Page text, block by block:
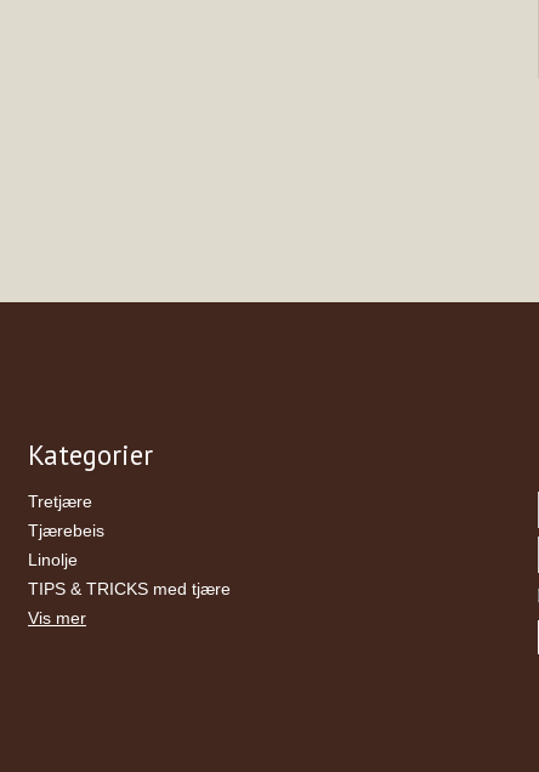
Kategorier
Tretjære
Tjærebeis
Linolje
TIPS & TRICKS med tjære
Vis mer